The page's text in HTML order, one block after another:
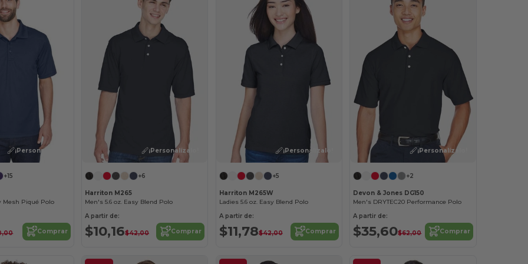
¡Personalízalo!
+15
Mesh Piqué Polo
Comprar
¡Personalízalo!
+6
Harriton M265
Men's 5.6 oz. Easy Blend Polo
A partir de:
$10,16$42,00 Comprar
¡Personalízalo!
+5
Harriton M265W
Ladies 5.6 oz. Easy Blend Polo
A partir de:
$11,78$42,00 Comprar
¡Personalízalo!
+2
Devon & Jones DG150
Men's DRYTEC20 Performance Polo
A partir de:
$35,60$62,00 Comprar